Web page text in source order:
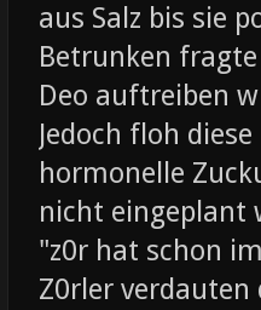
aus Salz bis sie
Betrunken
Deo auftreiben
Jedoch floh
hormonelle
nicht eingeplant
"z0r hat schon
Z0rler